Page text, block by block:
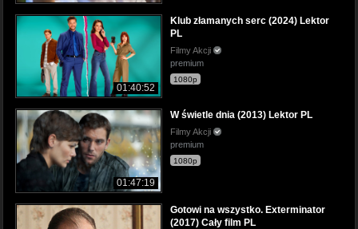
01:40:52
Klub złamanych serc (2024) Lektor
PL
Filmy Akcji
premium
1080p
01:47:19
W świetle dnia (2013) Lektor PL
Filmy Akcji
premium
1080p
Gotowi na wszystko. Exterminator
(2017) Cały film PL